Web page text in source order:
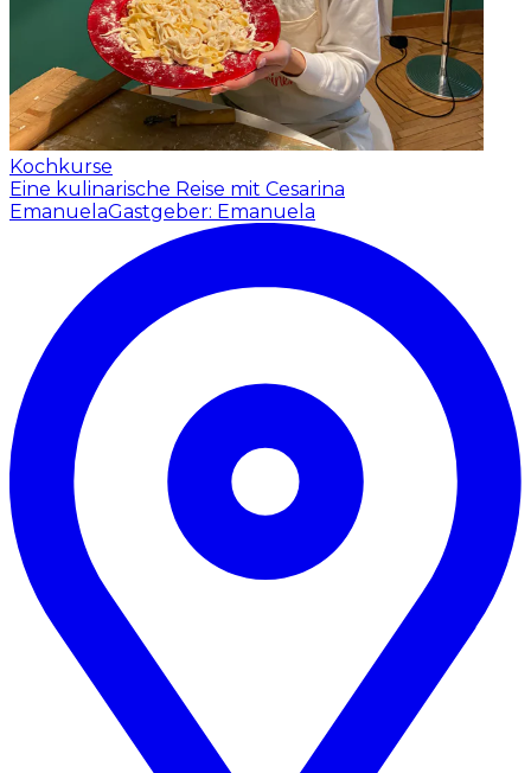
Kochkurse
Eine kulinarische Reise mit Cesarina
EmanuelaGastgeber: Emanuela